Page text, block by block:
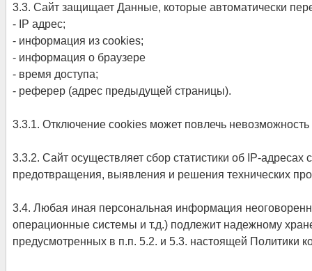
3.3. Сайт защищает Данные, которые автоматически
- IP адрес;
- информация из cookies;
- информация о браузере
- время доступа;
- реферер (адрес предыдущей страницы).
3.3.1. Отключение cookies может повлечь невозможность
3.3.2. Сайт осуществляет сбор статистики об IP-
предотвращения, выявления и решения технических
3.4. Любая иная персональная информация
операционные системы и т.д.) подлежит надежному
предусмотренных в п.п. 5.2. и 5.3. настоящей Политики